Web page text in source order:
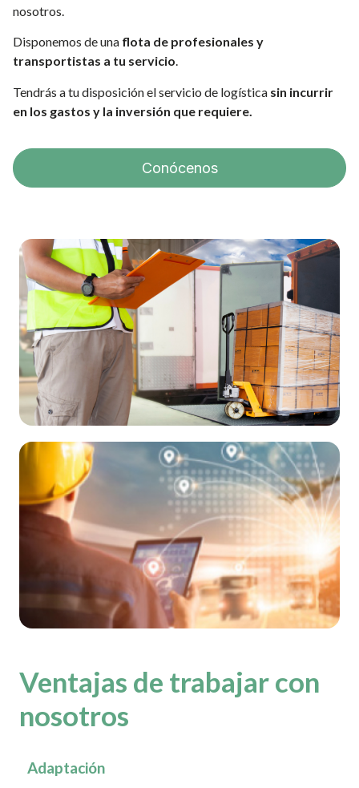
nosotros.
Disponemos de una flota de profesionales y
transportistas a tu servicio.
Tendrás a tu disposición el servicio de logística sin incurrir
en los gastos y la inversión que requiere.
Conócenos
Ventajas de trabajar con
nosotros
Adaptación